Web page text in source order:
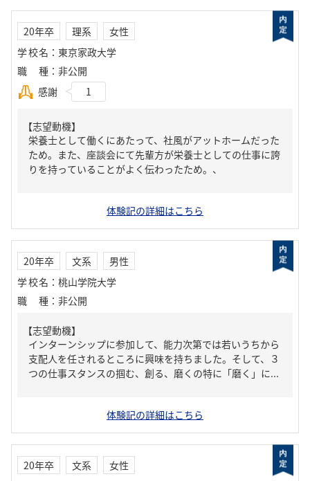
20年卒 理系
女性
学校名 ： 東京家政大学
職種 ： 非公開
感謝
1
【志望動機】
栄養士として働くにあたって、社風がアットホームだった
ため。また、座談会にて先輩方が栄養士としての仕事に誇
りを持っていることがよく伝わったため。、
体験記の詳細はこちら
20年卒 文系
男性
学校名 ： 桃山学院大学
職種 ： 非公開
【志望動機】
インターンシップに参加して、能力次第では若いうちから
支配人を任されるところに興味を持ちました。そして、３
つの仕事スタンスの掴む、創る、磨くの特に「磨く」に...
体験記の詳細はこちら
20年卒 文系
女性